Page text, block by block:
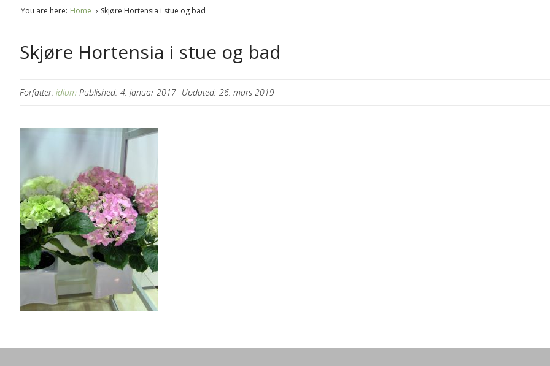
You are here: Home Skjøre Hortensia i stue og bad
Skjøre Hortensia i stue og bad
Forfatter: idium Published: 4. januar 2017 Updated: 26. mars 2019